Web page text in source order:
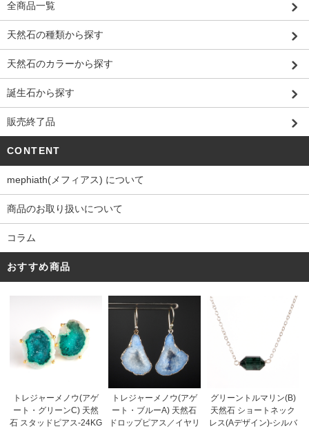
全商品一覧
天然石の種類から探す
天然石のカラーから探す
誕生石から探す
販売終了品
CONTENT
mephiath(メフィアス) について
商品のお取り扱いについて
コラム
おすすめ商品
トレジャーメノウ(アゲ
ート・グリーンC) 天然
石 スタッドピアス-24KG
トレジャーメノウ(アゲ
ート・ブルーA) 天然石
ドロップピアス／イヤリ
グリーントルマリン(B)
天然石 ショートネック
レス(Aデザイン)-シルバ